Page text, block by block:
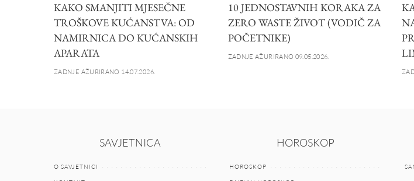
KAKO SMANJITI MJESEČNE
TROŠKOVE KUĆANSTVA: OD
NAMIRNICA DO KUĆANSKIH
APARATA
ZADNJE AŽURIRANO 14.07.2026.
10 JEDNOSTAVNIH KORAKA ZA
ZERO WASTE ŽIVOT (VODIČ ZA
POČETNIKE)
ZADNJE AŽURIRANO 09.05.2026.
SAVJETNICA
O SAVJETNICI
HOROSKOP
HOROSKOP